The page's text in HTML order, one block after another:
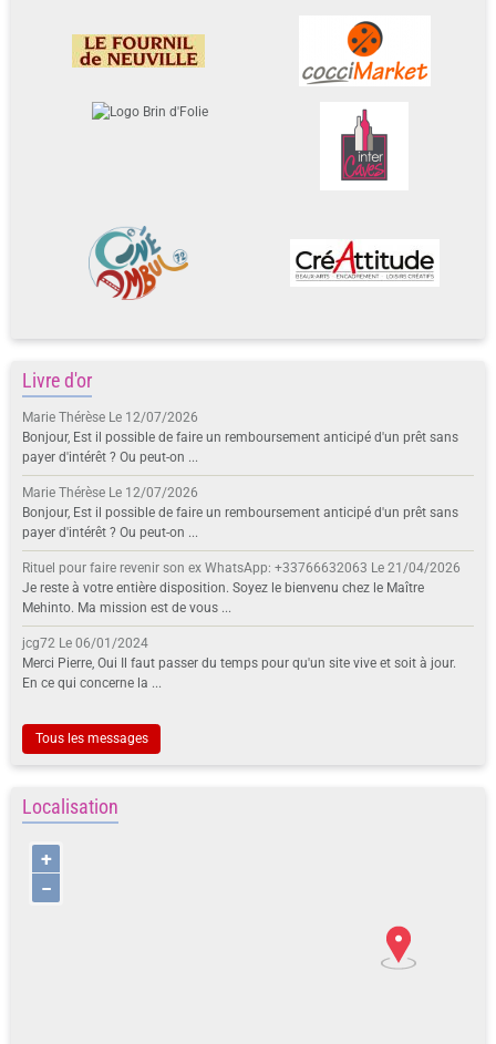
Livre d'or
Marie Thérèse Le 12/07/2026
Bonjour, Est il possible de faire un remboursement anticipé d'un prêt sans
payer d'intérêt ? Ou peut-on ...
Marie Thérèse Le 12/07/2026
Bonjour, Est il possible de faire un remboursement anticipé d'un prêt sans
payer d'intérêt ? Ou peut-on ...
Rituel pour faire revenir son ex WhatsApp: +33766632063 Le 21/04/2026
Je reste à votre entière disposition. Soyez le bienvenu chez le Maître
Mehinto. Ma mission est de vous ...
jcg72 Le 06/01/2024
Merci Pierre, Oui Il faut passer du temps pour qu'un site vive et soit à jour.
En ce qui concerne la ...
Tous les messages
Localisation
+
−